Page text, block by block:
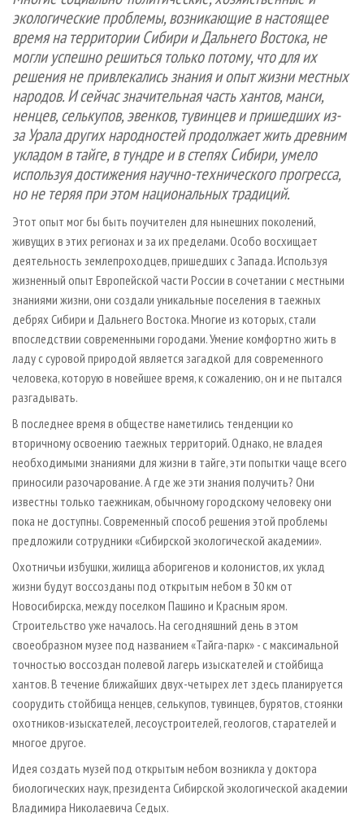
СУШКА ДРЕВЕСИНЫ
ПРОИЗВОДСТВО ДРЕВЕСНЫХ ПЛИТ
ДЕРЕВЯННОЕ ДОМОСТРОЕНИЕ
ПРОИЗВОДСТВО МЕБЕЛИ
БИОЭНЕРГЕТИКА
ЦБП
ИНСТРУМЕНТ И МАТЕРИАЛЫ
ПЕРСОНЫ
МОБИЛЬНЫЕ ВЫСТАВКИ
ОФИЦИАЛЬНЫЕ ДЕЛЕГАЦИИ
ПРИОРИТЕТНЫЕ ИНВЕСТПРОЕКТЫ
RUSSIAN FORESTRY REVIEW
ГАЗЕТА ЛЕСПРОМФОРУМ
БИБЛИОТЕКА СПЕЦИАЛИСТА
КОНТАКТЫ
РЕКЛАМА
РЕКЛАМА НА САЙТЕ
экологические проблемы, возникающие в настоящее
время на территории Сибири и Дальнего Востока, не
могли успешно решиться только потому, что для их
решения не привлекались знания и опыт жизни местных
народов. И сейчас значительная часть хантов, манси,
ненцев, селькупов, эвенков, тувинцев и пришедших из-
за Урала других народностей продолжает жить древним
укладом в тайге, в тундре и в степях Сибири, умело
используя достижения научно-технического прогресса,
но не теряя при этом национальных традиций.
Этот опыт мог бы быть поучителен для нынешних поколений,
живущих в этих регионах и за их пределами. Особо восхищает
деятельность землепроходцев, пришедших с Запада. Используя
жизненный опыт Европейской части России в сочетании с местными
знаниями жизни, они создали уникальные поселения в таежных
дебрях Сибири и Дальнего Востока. Многие из которых, стали
впоследствии современными городами. Умение комфортно жить в
ладу с суровой природой является загадкой для современного
человека, которую в новейшее время, к сожалению, он и не пытался
разгадывать.
В последнее время в обществе наметились тенденции ко
вторичному освоению таежных территорий. Однако, не владея
необходимыми знаниями для жизни в тайге, эти попытки чаще всего
приносили разочарование. А где же эти знания получить? Они
известны только таежникам, обычному городскому человеку они
пока не доступны. Современный способ решения этой проблемы
предложили сотрудники «Сибирской экологической академии».
Охотничьи избушки, жилища аборигенов и колонистов, их уклад
жизни будут воссозданы под открытым небом в 30 км от
Новосибирска, между поселком Пашино и Красным яром.
Строительство уже началось. На сегодняшний день в этом
своеобразном музее под названием «Тайга-парк» - с максимальной
точностью воссоздан полевой лагерь изыскателей и стойбища
хантов. В течение ближайших двух-четырех лет здесь планируется
соорудить стойбища ненцев, селькупов, тувинцев, бурятов, стоянки
охотников-изыскателей, лесоустроителей, геологов, старателей и
многое другое.
Идея создать музей под открытым небом возникла у доктора
биологических наук, президента Сибирской экологической академии
Владимира Николаевича Седых.